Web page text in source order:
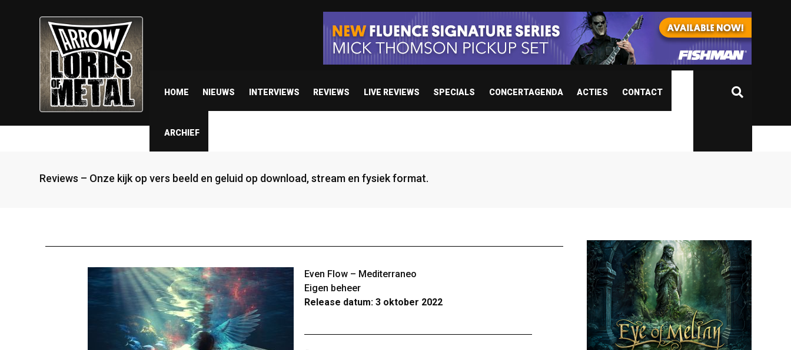
HOME NIEUWS INTERVIEWS REVIEWS LIVE REVIEWS SPECIALS CONCERTAGENDA ACTIES CONTACT
ARCHIEF
Reviews – Onze kijk op vers beeld en geluid op download, stream en fysiek format.
Even Flow – Mediterraneo
Eigen beheer
Release datum: 3 oktober 2022